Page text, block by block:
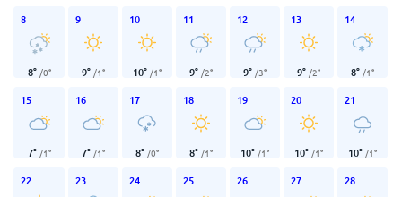
8
8° /0°
9
9° /1°
10
10° /1°
11
9° /2°
12
9° /3°
13
9° /2°
14
8° /1°
15
7° /1°
16
7° /1°
17
8° /0°
18
8° /1°
19
10° /1°
20
10° /1°
21
10° /1°
22 23 24 25 26 27 28